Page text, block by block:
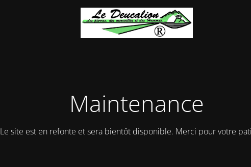
Maintenance
Le site est en refonte et sera bientôt disponible. Merci pour votre